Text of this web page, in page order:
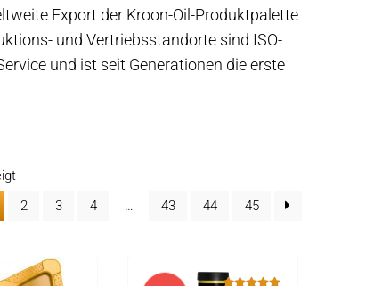
Export der Kroon-Oil-Produktpalette
und Vertriebsstandorte sind ISO-
und ist seit Generationen die erste
Nach
2 3 4 … 43 44 45